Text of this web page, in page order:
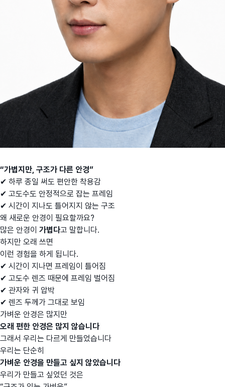
“가볍지만, 구조가 다른 안경”
✔ 하루 종일 써도 편안한 착용감
✔ 고도수도 안정적으로 잡는 프레임
✔ 시간이 지나도 틀어지지 않는 구조
왜 새로운 안경이 필요할까요?
많은 안경이 가볍다고 말합니다.
하지만 오래 쓰면
이런 경험을 하게 됩니다.
✔ 시간이 지나면 프레임이 틀어짐
✔ 고도수 렌즈 때문에 프레임 벌어짐
✔ 관자와 귀 압박
✔ 렌즈 두께가 그대로 보임
가벼운 안경은 많지만
오래 편한 안경은 많지 않습니다
그래서 우리는 다르게 만들었습니다
우리는 단순히
가벼운 안경을 만들고 싶지 않았습니다
우리가 만들고 싶었던 것은